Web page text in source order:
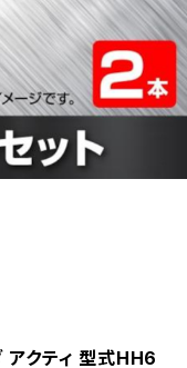
アクティ 型式HH6